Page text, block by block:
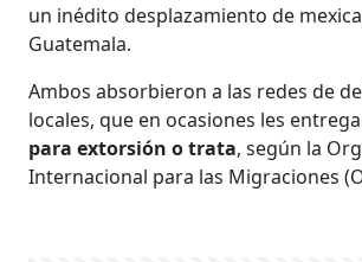
un inédito desplazamiento de
Guatemala.
Ambos absorbieron a las redes de
locales, que en ocasiones les
para extorsión o trata, según la
Internacional para las Migraciones